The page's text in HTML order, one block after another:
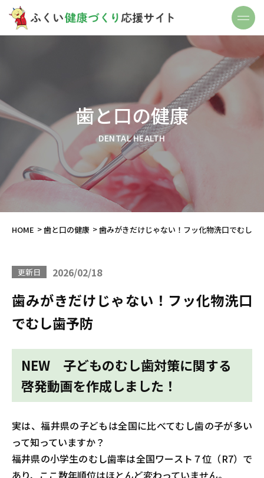
歯と口の健康
DENTAL HEALTH
HOME 歯と口の健康 歯みがきだけじゃない！フッ化物洗口でむし歯
更新日 2026/02/18
歯みがきだけじゃない！フッ化物洗口
でむし歯予防
NEW 子どものむし歯対策に関する
啓発動画を作成しました！
実は、福井県の子どもは全国に比べてむし歯の子が多い
って知っていますか？
福井県の小学生のむし歯率は全国ワースト７位（R7）で
あり、ここ数年順位はほとんど変わっていません。